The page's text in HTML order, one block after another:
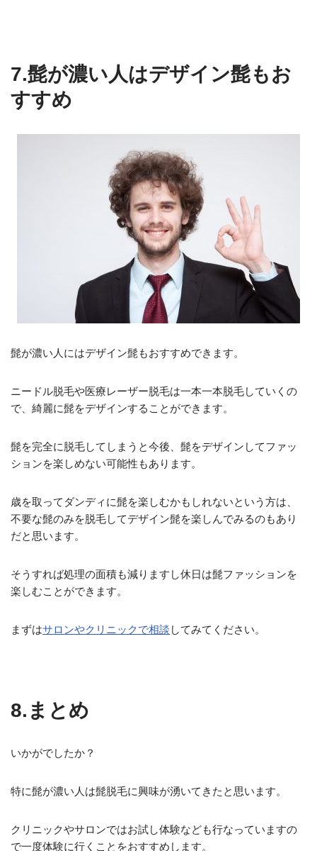
7.髭が濃い人はデザイン髭もお
すすめ
髭が濃い人にはデザイン髭もおすすめできます。
ニードル脱毛や医療レーザー脱毛は一本一本脱毛していくの
で、綺麗に髭をデザインすることができます。
髭を完全に脱毛してしまうと今後、髭をデザインしてファッ
ションを楽しめない可能性もあります。
歳を取ってダンディに髭を楽しむかもしれないという方は、
不要な髭のみを脱毛してデザイン髭を楽しんでみるのもあり
だと思います。
そうすれば処理の面積も減りますし休日は髭ファッションを
楽しむことができます。
まずはサロンやクリニックで相談 してみてください。
8.まとめ
いかがでしたか？
特に髭が濃い人は髭脱毛に興味が湧いてきたと思います。
クリニックやサロンではお試し体験なども行なっていますの
で一度体験に行くことをおすすめします。